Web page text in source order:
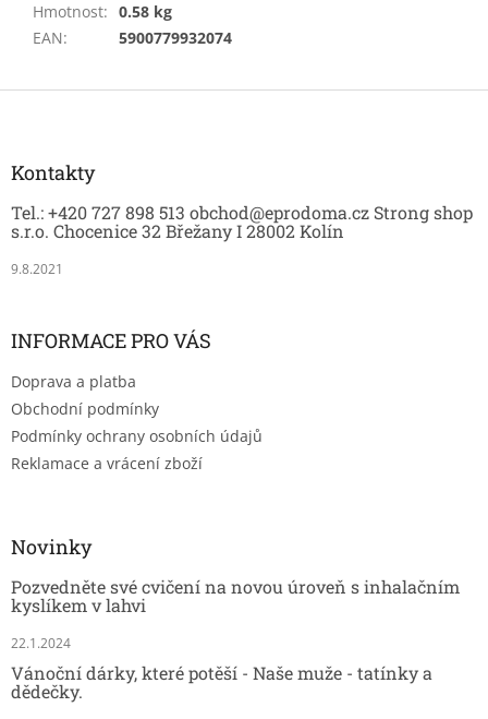
Hmotnost: 0.58 kg
EAN: 5900779932074
Kontakty
Tel.: +420 727 898 513 obchod@eprodoma.cz Strong shop
s.r.o. Chocenice 32 Břežany I 28002 Kolín
9.8.2021
INFORMACE PRO VÁS
Doprava a platba
Obchodní podmínky
Podmínky ochrany osobních údajů
Reklamace a vrácení zboží
Novinky
Pozvedněte své cvičení na novou úroveň s inhalačním
kyslíkem v lahvi
22.1.2024
Vánoční dárky, které potěší - Naše muže - tatínky a
dědečky.